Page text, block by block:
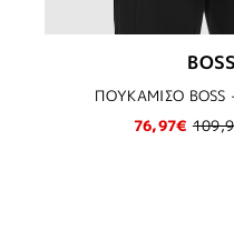
BOSS
ΠΟΥΚΑΜΙΣΟ
76,97€